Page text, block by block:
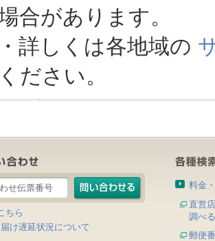
合があります。
詳しくは各地域の
ください。
ちら
け遅延状況について
料金
直営
調べる
郵便